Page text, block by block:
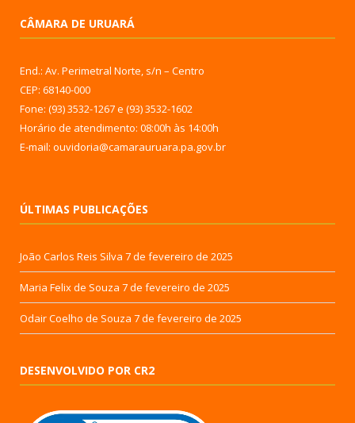
CÂMARA DE URUARÁ
End.: Av. Perimetral Norte, s/n – Centro
CEP: 68140-000
Fone: (93) 3532-1267 e (93) 3532-1602
Horário de atendimento: 08:00h às 14:00h
E-mail: ouvidoria@camarauruara.pa.gov.br
ÚLTIMAS PUBLICAÇÕES
João Carlos Reis Silva 7 de fevereiro de 2025
Maria Felix de Souza 7 de fevereiro de 2025
Odair Coelho de Souza 7 de fevereiro de 2025
DESENVOLVIDO POR CR2